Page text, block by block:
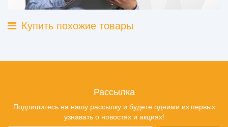
Купить похожие товары
Рассылка
Подпишитесь на нашу рассылку и будете одними из первых
узнавать о новостях и акциях!